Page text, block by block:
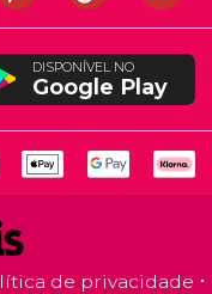
DISPONÍVEL NO
Google Play
de privacidade